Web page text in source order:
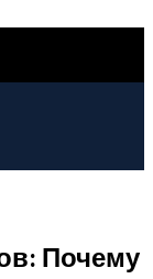
Почему